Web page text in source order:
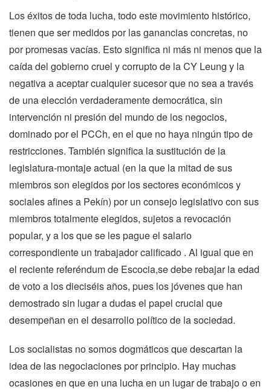
Los éxitos de toda lucha, todo este movimiento histórico,
tienen que ser medidos por las ganancias concretas, no
por promesas vacías. Esto significa ni más ni menos que la
caída del gobierno cruel y corrupto de la CY Leung y la
negativa a aceptar cualquier sucesor que no sea a través
de una elección verdaderamente democrática, sin
intervención ni presión del mundo de los negocios,
dominado por el PCCh, en el que no haya ningún tipo de
restricciones. También significa la sustitución de la
legislatura-montaje actual (en la que la mitad de sus
miembros son elegidos por los sectores económicos y
sociales afines a Pekín) por un consejo legislativo con sus
miembros totalmente elegidos, sujetos a revocación
popular, y a los que se les pague el salario
correspondiente un trabajador calificado . Al igual que en
el reciente referéndum de Escocia,se debe rebajar la edad
de voto a los dieciséis años, pues los jóvenes que han
demostrado sin lugar a dudas el papel crucial que
desempeñan en el desarrollo político de la sociedad.
Los socialistas no somos dogmáticos que descartan la
idea de las negociaciones por principio. Hay muchas
ocasiones en que en una lucha en un lugar de trabajo o en